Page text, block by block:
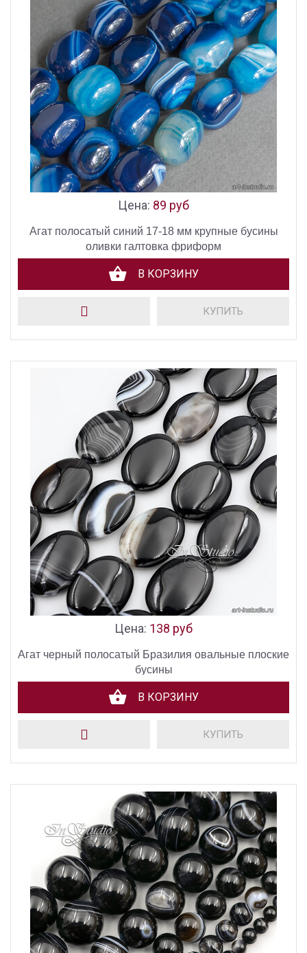
Цена: 89 руб
Агат полосатый синий 17-18 мм крупные бусины
оливки галтовка фриформ
В КОРЗИНУ
КУПИТЬ
Цена: 138 руб
Агат черный полосатый Бразилия овальные плоские
бусины
В КОРЗИНУ
КУПИТЬ